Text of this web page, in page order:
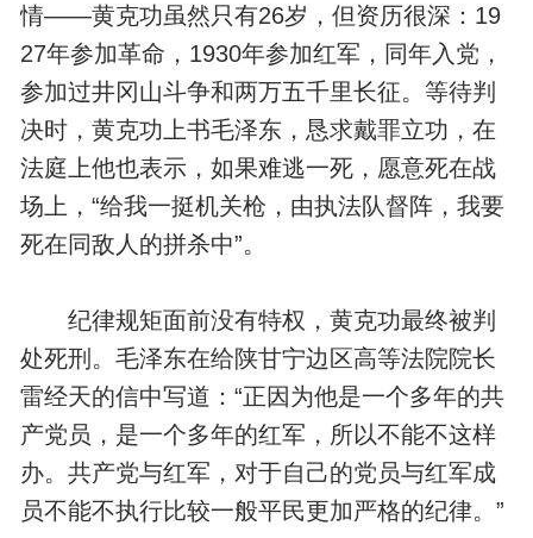
情——黄克功虽然只有26岁，但资历很深：19
27年参加革命，1930年参加红军，同年入党，
参加过井冈山斗争和两万五千里长征。等待判
决时，黄克功上书毛泽东，恳求戴罪立功，在
法庭上他也表示，如果难逃一死，愿意死在战
场上，“给我一挺机关枪，由执法队督阵，我要
死在同敌人的拼杀中”。
纪律规矩面前没有特权，黄克功最终被判
处死刑。毛泽东在给陕甘宁边区高等法院院长
雷经天的信中写道：“正因为他是一个多年的共
产党员，是一个多年的红军，所以不能不这样
办。共产党与红军，对于自己的党员与红军成
员不能不执行比较一般平民更加严格的纪律。”